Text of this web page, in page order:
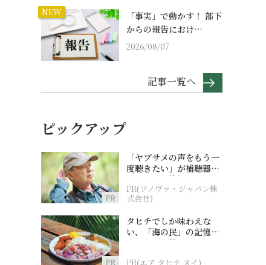
NEW
「事実」で動かす！ 部下
からの報告におけ…
2026/08/07
記事一覧へ
ピックアップ
PR
「ヤブサメの声をもう一
度聴きたい」が補聴器チ
ャレンジの後押しに
PR(ソノヴァ・ジャパン株
式会社)
PR
タヒチでしか味わえな
い、「海の民」の記憶へ
とつながる旅
PR(エア タヒチ ヌイ)